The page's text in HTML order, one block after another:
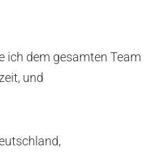
ich dem gesamten Team
und